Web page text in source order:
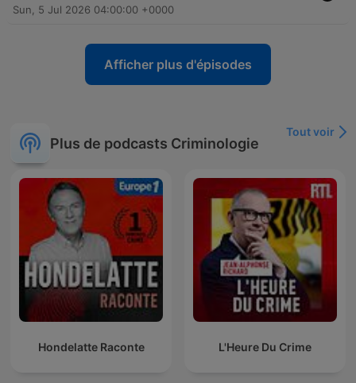
Sun, 5 Jul 2026 04:00:00 +0000
Afficher plus d'épisodes
Plus de podcasts Criminologie
Tout voir
Hondelatte Raconte L'Heure Du Crime